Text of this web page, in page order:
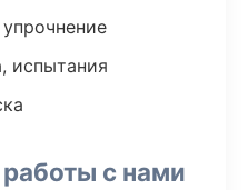
испытания
с нами